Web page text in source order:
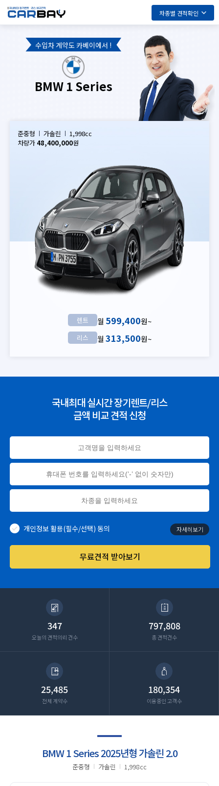
차종별 견적확인
수입차 계약도 카베이에서 !
BMW 1 Series
준중형 가솔린
1,998cc
차량가 48,400,000원
렌트 월 599,400원~
리스 월 313,500원~
국내최대 실시간 장기렌트/리스
금액 비교 견적 신청
개인정보 활용(필수/선택) 동의 자세히보기
무료견적 받아보기
347
오늘의 견적의뢰 건수
797,808
총 견적건수
25,485
전체 계약수
180,354
이용중인 고객수
BMW 1 Series 2025년형 가솔린 2.0
준중형 가솔린 1,998cc